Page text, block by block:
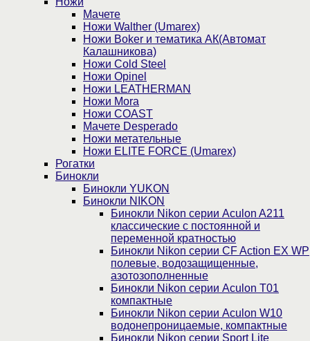
Мачете
Ножи Walther (Umarex)
Ножи Boker и тематика АК(Автомат
Калашникова)
Ножи Cold Steel
Ножи Opinel
Ножи LEATHERMAN
Ножи Mora
Ножи COAST
Мачете Desperado
Ножи метательные
Ножи ELITE FORCE (Umarex)
Рогатки
Бинокли
Бинокли YUKON
Бинокли NIKON
Бинокли Nikon серии Aculon A211
классические с постоянной и
переменной кратностью
Бинокли Nikon серии СF Action EX WP
полевые, водозащищенные,
азотозополненные
Бинокли Nikon серии Aculon T01
компактные
Бинокли Nikon серии Aculon W10
водонепроницаемые, компактные
Бинокли Nikon серии Sport Lite